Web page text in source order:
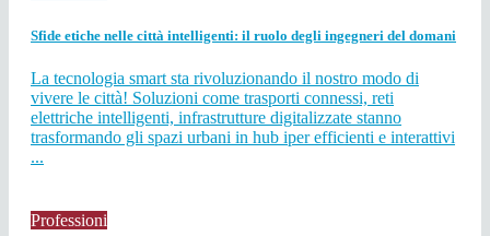
Sfide etiche nelle città intelligenti: il ruolo degli ingegneri del domani
La tecnologia smart sta rivoluzionando il nostro modo di
vivere le città! Soluzioni come trasporti connessi, reti
elettriche intelligenti, infrastrutture digitalizzate stanno
trasformando gli spazi urbani in hub iper efficienti e interattivi
...
Professioni